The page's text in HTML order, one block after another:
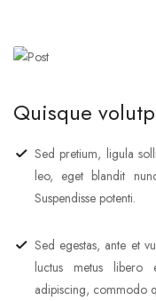
Quisque
Sed pretium, ligula
leo, eget blandit
Suspendisse potenti.
Sed egestas, ante et
luctus metus libero
adipiscing, commodo